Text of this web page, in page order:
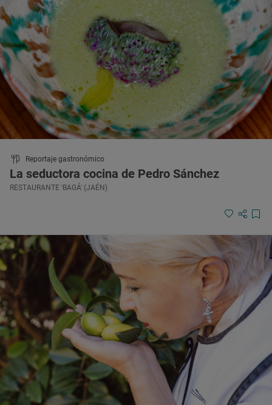
Reportaje gastronómico
La seductora cocina de Pedro Sánchez
RESTAURANTE 'BAGÁ' (JAÉN)